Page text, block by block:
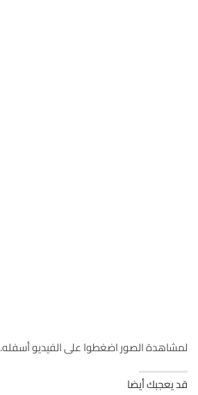
لمشاهدة الصور اضغطوا على الفيديو أسفله.
قد يعجبك أيضا